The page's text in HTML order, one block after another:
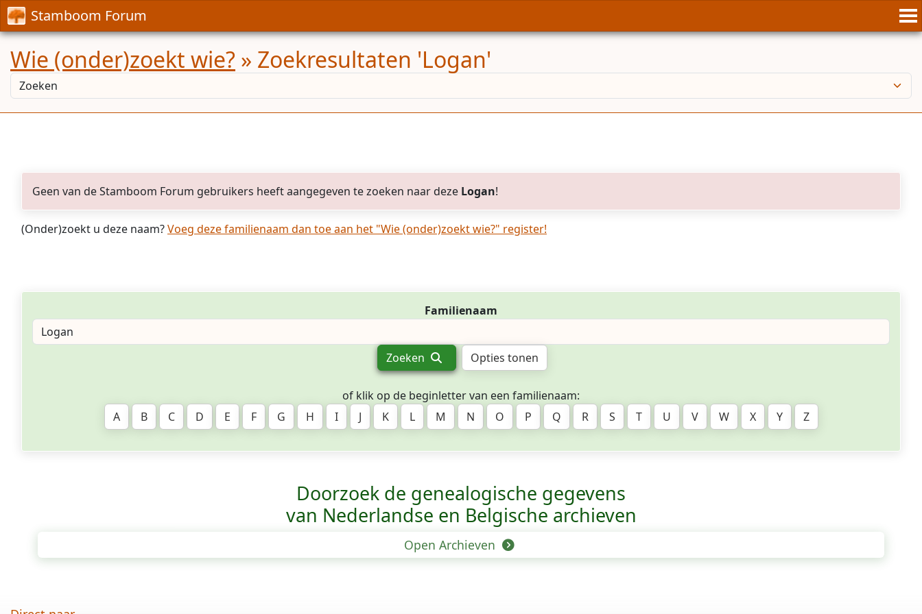
Stamboom Forum
Wie (onder)zoekt wie? » Zoekresultaten 'Logan'
Geen van de Stamboom Forum gebruikers heeft aangegeven te zoeken naar deze Logan!
(Onder)zoekt u deze naam?Voeg deze familienaam dan toe aan het "Wie (onder)zoekt wie?" register!
Familienaam
Zoeken Opties tonen
of klik op de beginletter van een familienaam:
A
B C D E F G H I J K L M N O P Q R S T U V W X Y Z
Doorzoek de genealogische gegevens
van Nederlandse en Belgische archieven
Open Archieven